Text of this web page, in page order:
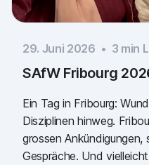
29. Juni 2026 • 3 min
SAfW Fribourg
Ein Tag in Fribourg:
Disziplinen hinweg.
grossen Ankündigungen,
Gespräche. Und